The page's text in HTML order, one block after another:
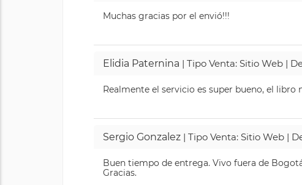
Muchas gracias por el envió!!!
Elidia Paternina | Tipo Venta: Sitio Web |
Realmente el servicio es super bueno, el
Sergio Gonzalez | Tipo Venta: Sitio Web |
Buen tiempo de entrega. Vivo fuera de
Gracias.